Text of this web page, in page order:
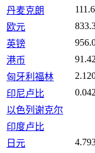
丹麦克朗
欧元
英镑
港币
91.42
匈牙利福林
印尼卢比
以色列谢克尔
印度卢比
日元